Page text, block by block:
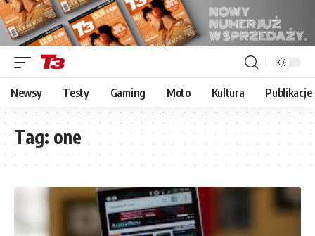
Newsy Testy Gaming Moto Kultura Publikacje
Tag: one